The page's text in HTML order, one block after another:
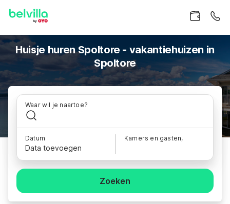
Huisje huren Spoltore - vakantiehuizen in
Spoltore
Waar wil je naartoe?
Datum
Data toevoegen
Kamers en gasten,
Zoeken